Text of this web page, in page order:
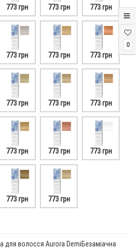
0
773 грн 773 грн 773 грн
773 грн 773 грн 773 грн
773 грн 773 грн 773 грн
773 грн 773 грн 773 грн
773 грн 773 грн
для волосся Aurora DemiБезаміачна